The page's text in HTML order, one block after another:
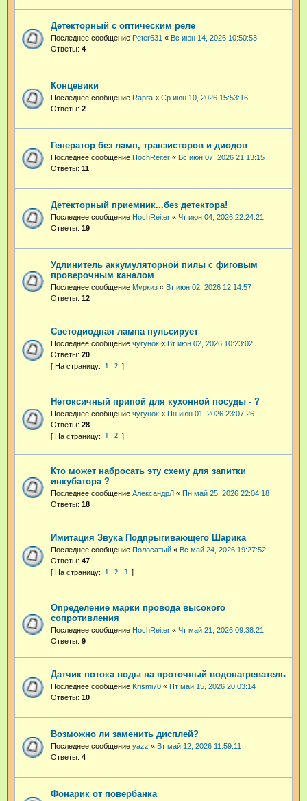
Детекторный с оптическим реле
Последнее сообщение Peter631 « Вс июн 14, 2026 10:50:53
Ответы: 4
Концевики
Последнее сообщение Rapra « Ср июн 10, 2026 15:53:16
Ответы: 2
Генератор без ламп, транзисторов и диодов
Последнее сообщение HochReiter « Вс июн 07, 2026 21:13:15
Ответы: 11
Детекторный приемник...без детектора!
Последнее сообщение HochReiter « Чт июн 04, 2026 22:24:21
Ответы: 19
Удлинитель аккумуляторной пилы с фиговым
проверочным каналом
Последнее сообщение Муркиз « Вт июн 02, 2026 12:14:57
Ответы: 12
Светодиодная лампа пульсирует
Последнее сообщение чугунок « Вт июн 02, 2026 10:23:02
Ответы: 20
1 2
Нетоксичный припой для кухонной посуды - ?
Последнее сообщение чугунок « Пн июн 01, 2026 23:07:26
Ответы: 28
1 2
Кто может набросать эту схему для запитки
инкубатора ?
Последнее сообщение АлександрЛ « Пн май 25, 2026 22:04:18
Ответы: 18
Имитация Звука Подпрыгивающего Шарика
Последнее сообщение Полосатый « Вс май 24, 2026 19:27:52
Ответы: 47
1 2 3
Определение марки провода высокого
сопротивления
Последнее сообщение HochReiter « Чт май 21, 2026 09:38:21
Ответы: 9
Датчик потока воды на проточный водонагреватель
Последнее сообщение Krismi70 « Пт май 15, 2026 20:03:14
Ответы: 10
Возможно ли заменить дисплей?
Последнее сообщение yazz « Вт май 12, 2026 11:59:11
Ответы: 4
Фонарик от повербанка